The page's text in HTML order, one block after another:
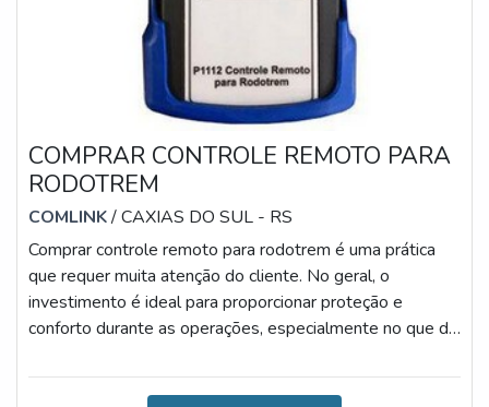
COMPRAR CONTROLE REMOTO PARA
RODOTREM
COMLINK/ CAXIAS DO SUL - RS
Comprar controle remoto para rodotrem é uma prática
que requer muita atenção do cliente. No geral, o
investimento é ideal para proporcionar proteção e
conforto durante as operações, especialmente no que diz
atividades rodoviárias.O MODELO É UM DOS MAIS